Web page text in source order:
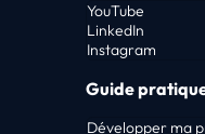
YouTube
LinkedIn
Instagram
Guide
Développer ma